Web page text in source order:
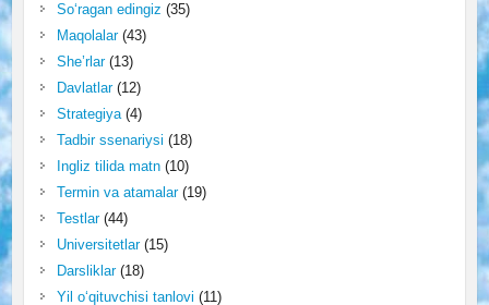
So‘ragan edingiz (35)
Maqolalar(43)
She’rlar(13)
Davlatlar(12)
Strategiya(4)
Tadbir ssenariysi (18)
Ingliz tilida matn(10)
Termin va atamalar(19)
Testlar(44)
Universitetlar(15)
Darsliklar(18)
Yil o‘qituvchisi tanlovi (11)